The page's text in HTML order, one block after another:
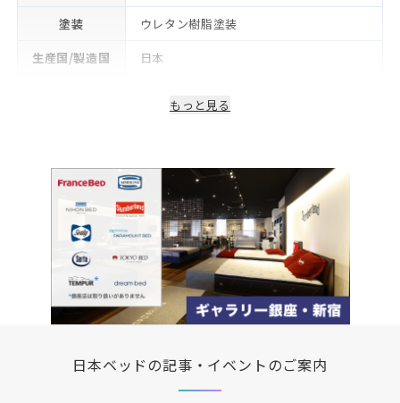
塗装
ウレタン樹脂塗装
生産国/製造国
日本
もっと見る
日本ベッドの記事・イベントのご案内